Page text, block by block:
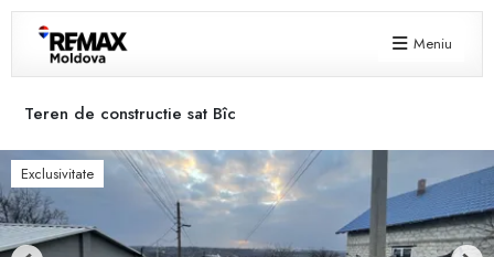
Meniu
Teren de constructie sat Bîc
Exclusivitate